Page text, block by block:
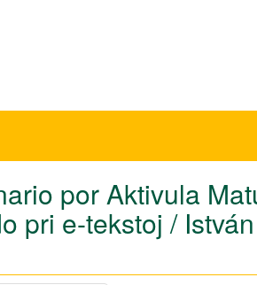
por Aktivula
pri e-tekstoj /